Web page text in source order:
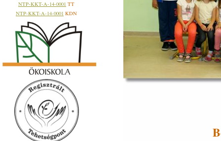
NTP-KKT-A-14-0001 TT
NTP-KKT-A-14-0001 KDN